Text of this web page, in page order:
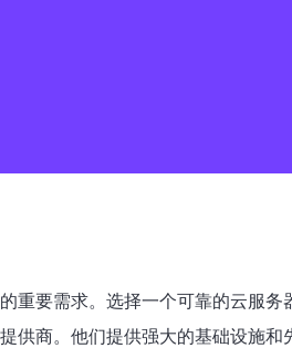
重要需求。选择一个可靠的云服
供商。他们提供强大的基础设施